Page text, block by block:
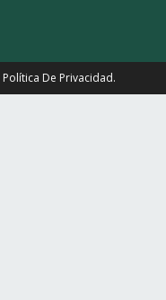
Política De Privacidad.